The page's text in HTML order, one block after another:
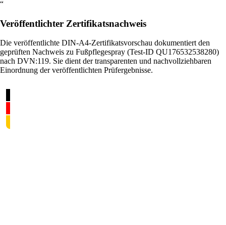
“
Veröffentlichter Zertifikatsnachweis
Die veröffentlichte DIN-A4-Zertifikatsvorschau dokumentiert den
geprüften Nachweis zu Fußpflegespray (Test-ID QU176532538280)
nach DVN:119. Sie dient der transparenten und nachvollziehbaren
Einordnung der veröffentlichten Prüfergebnisse.